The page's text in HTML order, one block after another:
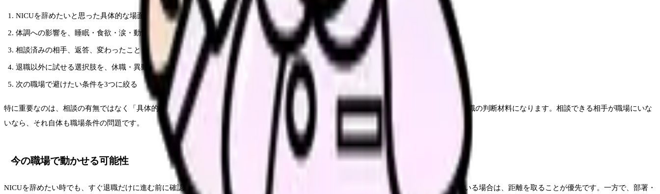
NICUを辞めたいと思った具体的な場面を3つ書く
体調への影響を、睡眠・食欲・涙・動悸・欠勤衝動に分けて見る
相談済みの相手、返答、変わったこと・変わらなかったことを残す
退職以外に試せる選択肢を、休職・異動・勤務調整・在職転職に分ける
次の職場で避けたい条件を3つに絞る
特に重要なのは、相談の有無ではなく「具体的に何を相談し、何が変わらなかったか」です。相談したのに状況が変わらないなら、退職や転職の判断材料になります。相談できる相手が職場にいな
いなら、それ自体も職場条件の問題です。
今の職場で動かせる可能性
NICUを辞めたい時でも、すぐ退職だけに進む前に確認できることがあります。もちろん、ハラスメントや体調悪化などで安全が脅かされている場合は、距離を取ることが優先です。一方で、部署・